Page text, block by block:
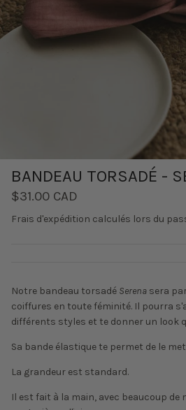
BANDEAU TORSADÉ -
$31.00 CAD
Frais d'expédition calculés lors du
Notre bandeau torsadé Serena sera
coiffures en toute féminité. Il pourra
différents styles et te donner un look
Sa bande élastique te permet de le
La grandeur est standard.
Il est fait à la main, avec beaucoup de